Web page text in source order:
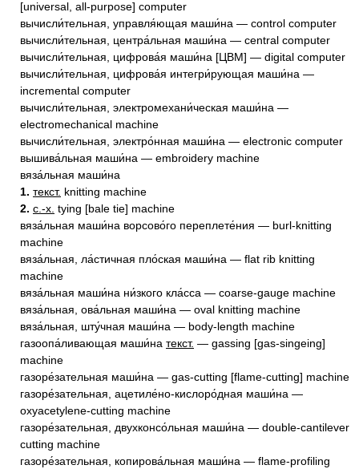
[universal, all-purpose] computer
вычисли́тельная, управля́ющая маши́на — control computer
вычисли́тельная, центра́льная маши́на — central computer
вычисли́тельная, цифрова́я маши́на [ЦВМ] — digital computer
вычисли́тельная, цифрова́я интегри́рующая маши́на —
incremental computer
вычисли́тельная, электромехани́ческая маши́на —
electromechanical machine
вычисли́тельная, электро́нная маши́на — electronic computer
вышива́льная маши́на — embroidery machine
вяза́льная маши́на
1. текст. knitting machine
2. с.-х. tying [bale tie] machine
вяза́льная маши́на ворсово́го переплете́ния — burl-knitting
machine
вяза́льная, ла́стичная пло́ская маши́на — flat rib knitting
machine
вяза́льная маши́на ни́зкого кла́сса — coarse-gauge machine
вяза́льная, ова́льная маши́на — oval knitting machine
вяза́льная, шту́чная маши́на — body-length machine
газоопа́ливающая маши́на текст. — gassing [gas-singeing]
machine
газоре́зательная маши́на — gas-cutting [flame-cutting] machine
газоре́зательная, ацетиле́но-кислоро́дная маши́на —
oxyacetylene-cutting machine
газоре́зательная, двухконсо́льная маши́на — double-cantilever
cutting machine
газоре́зательная, копирова́льная маши́на — flame-profiling